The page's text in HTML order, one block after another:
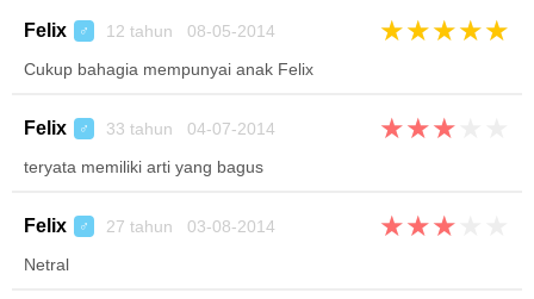
Felix ♂ 12 tahun 08-05-2014 ★★★★★
Cukup bahagia mempunyai anak Felix
Felix ♂ 33 tahun 04-07-2014 ★★★
teryata memiliki arti yang bagus
Felix ♂ 27 tahun 03-08-2014 ★★★
Netral